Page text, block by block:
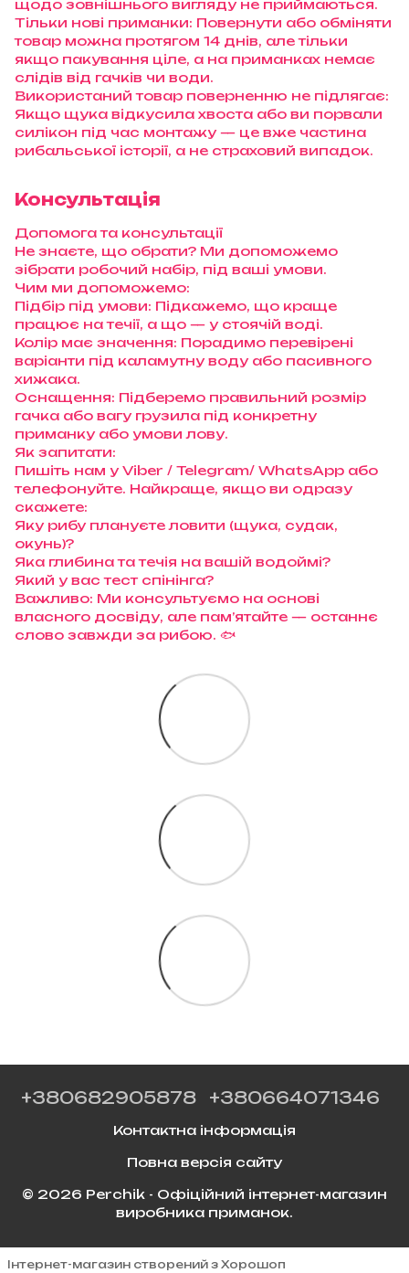
щодо зовнішнього вигляду не приймаються.
Тільки нові приманки: Повернути або обміняти
товар можна протягом 14 днів, але тільки
якщо пакування ціле, а на приманках немає
слідів від гачків чи води.
Використаний товар поверненню не підлягає:
Якщо щука відкусила хвоста або ви порвали
силікон під час монтажу — це вже частина
рибальської історії, а не страховий випадок.
Консультація
Допомога та консультації
Не знаєте, що обрати? Ми допоможемо
зібрати робочий набір, під ваші умови.
Чим ми допоможемо:
Підбір під умови: Підкажемо, що краще
працює на течії, а що — у стоячій воді.
Колір має значення: Порадимо перевірені
варіанти під каламутну воду або пасивного
хижака.
Оснащення: Підберемо правильний розмір
гачка або вагу грузила під конкретну
приманку або умови лову.
Як запитати:
Пишіть нам у Viber / Telegram/ WhatsApp або
телефонуйте. Найкраще, якщо ви одразу
скажете:
Яку рибу плануєте ловити (щука, судак,
окунь)?
Яка глибина та течія на вашій водоймі?
Який у вас тест спінінга?
Важливо: Ми консультуємо на основі
власного досвіду, але пам’ятайте — останнє
слово завжди за рибою. 🐟
+380682905878 +380664071346
Контактна інформація
Повна версія сайту
© 2026 Perchik - Офіційний інтернет-магазин
виробника приманок.
Інтернет-магазин створений з Хорошоп